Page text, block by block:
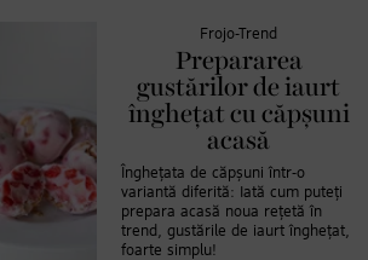
Frojo-Trend
Prepararea
gustărilor de iaurt
înghețat cu căpșuni
acasă
Înghețata de căpșuni într-o
variantă diferită: Iată cum puteți
prepara acasă noua rețetă în
trend, gustările de iaurt înghețat,
foarte simplu!